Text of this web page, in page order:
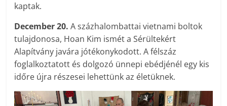
kaptak.
December 20.A százhalombattai vietnami boltok
tulajdonosa, Hoan Kim ismét a Sérültekért
Alapítvány javára jótékonykodott. A félszáz
foglalkoztatott és dolgozó ünnepi ebédjénél egy kis
időre újra részesei lehettünk az életüknek.